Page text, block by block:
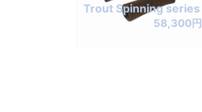
Trout Spinning series
58,300円